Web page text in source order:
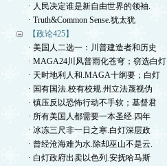
· 人民决定谁是新自由世界的领袖.
· Truth&Common Sense.犹太犹
【政论425】
· 美国人二选一：川普建造者和历史
· MAGA24川风普雨化苍穹；窃选白灯
· 天时地利人和.MAGA十纲要；白灯
· 国有国法.校有校规.州立法蔑视伪
· 镇压反以恐怖行动不手软；基督君
· 所有美国人都需要一本圣经.四年
· 冰冻三尺非一日之寒.白灯深层政
· 曾经沧海难为水.除却巫山不是云.
· 白灯政府出卖以色列.安抚哈马斯